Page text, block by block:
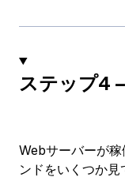
ステップ4
Webサーバーが
ンドをいくつか見